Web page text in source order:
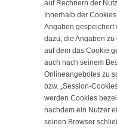
auf Rechnern der
Innerhalb der
Angaben gespeichert
dazu, die Angaben zu
auf dem das Cookie
auch nach seinem
Onlineangebotes zu
bzw. „Session-
werden Cookies
nachdem ein Nutzer
seinen Browser